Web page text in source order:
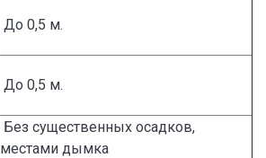
До 0,5 м.
До 0,5 м.
Без существенных осадков,
местами дымка